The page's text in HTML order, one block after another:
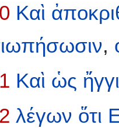
Καὶ
,
Καὶ ὡς
λέγων ὅτι